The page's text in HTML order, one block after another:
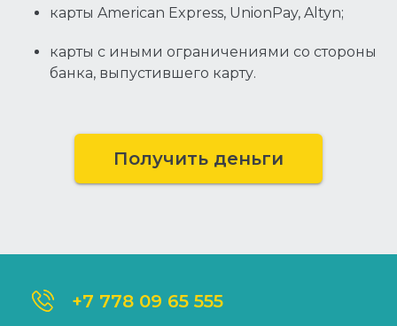
карты American Express, UnionPay, Altyn;
карты с иными ограничениями со стороны
банка, выпустившего карту.
Получить деньги
+7 778 09 65 555